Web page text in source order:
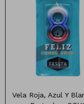
Vela Roja, Azul Y
Pizarrones